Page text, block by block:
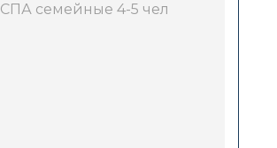
СПА семейные 4-5 чел